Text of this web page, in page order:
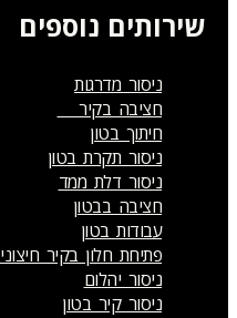
שירותים נוספים
ניסור מדרגות
חציבה בקיר
חיתוך בטון
ניסור תקרת בטון
ניסור דלת ממד
חציבה בבטון
עבודות בטון
פתיחת חלון בקיר חיצוני
ניסור יהלום
ניסור קיר בטון